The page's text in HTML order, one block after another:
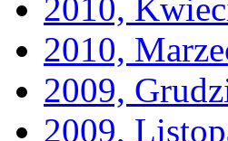
2010,
2010,
2009,
2009,